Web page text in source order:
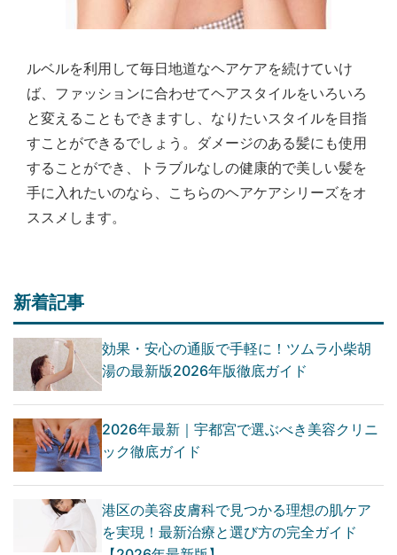
ルベルを利用して毎日地道なヘアケアを続けていけ
ば、ファッションに合わせてヘアスタイルをいろいろ
と変えることもできますし、なりたいスタイルを目指
すことができるでしょう。ダメージのある髪にも使用
することができ、トラブルなしの健康的で美しい髪を
手に入れたいのなら、こちらのヘアケアシリーズをオ
ススメします。
新着記事
効果・安心の通販で手軽に！ツムラ小柴胡
湯の最新版2026年版徹底ガイド
2026年最新｜宇都宮で選ぶべき美容クリニ
ック徹底ガイド
港区の美容皮膚科で見つかる理想の肌ケア
を実現！最新治療と選び方の完全ガイド